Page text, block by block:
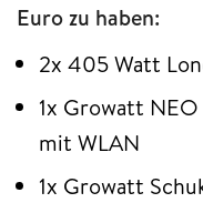
Euro zu haben:
2x 405 Watt
1x Growatt
mit WLAN
1x Growatt